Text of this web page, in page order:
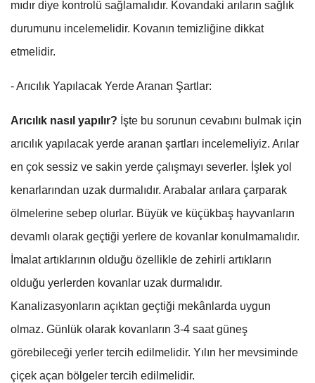
mıdır diye kontrolü sağlamalıdır. Kovandaki arıların sağlık
durumunu incelemelidir. Kovanın temizliğine dikkat
etmelidir.
- Arıcılık Yapılacak Yerde Aranan Şartlar:
Arıcılık nasıl yapılır? İşte bu sorunun cevabını bulmak için
arıcılık yapılacak yerde aranan şartları incelemeliyiz. Arılar
en çok sessiz ve sakin yerde çalışmayı severler. İşlek yol
kenarlarından uzak durmalıdır. Arabalar arılara çarparak
ölmelerine sebep olurlar. Büyük ve küçükbaş hayvanların
devamlı olarak geçtiği yerlere de kovanlar konulmamalıdır.
İmalat artıklarının olduğu özellikle de zehirli artıkların
olduğu yerlerden kovanlar uzak durmalıdır.
Kanalizasyonların açıktan geçtiği mekânlarda uygun
olmaz. Günlük olarak kovanların 3-4 saat güneş
görebileceği yerler tercih edilmelidir. Yılın her mevsiminde
çiçek açan bölgeler tercih edilmelidir.